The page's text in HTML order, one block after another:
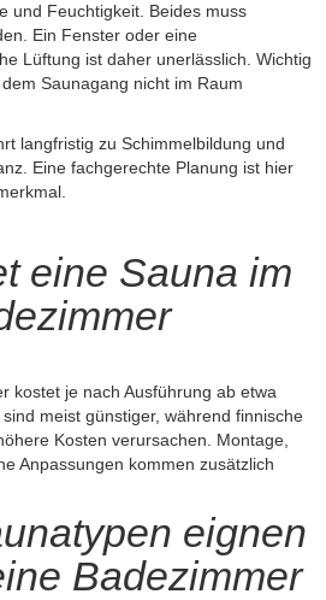
und Feuchtigkeit. Beides muss
Ein Fenster oder eine
Lüftung ist daher unerlässlich. Wichtig
Saunagang nicht im Raum
langfristig zu Schimmelbildung und
Eine fachgerechte Planung ist hier
eine Sauna im
kostet je nach Ausführung ab etwa
meist günstiger, während finnische
Kosten verursachen. Montage,
Anpassungen kommen zusätzlich
eignen
Badezimmer